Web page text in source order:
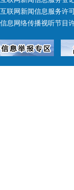
互联网新闻信息服务许
信息网络传播视听节目